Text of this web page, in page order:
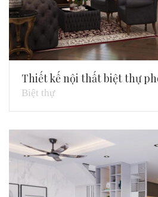
Thiết kế nội thất biệt thự
Biệt thự